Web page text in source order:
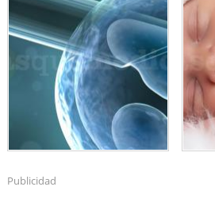
Publicidad